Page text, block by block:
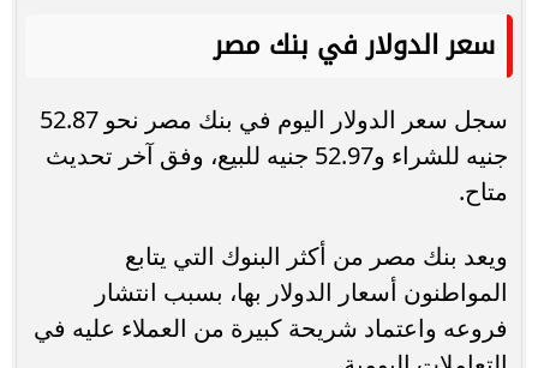
سعر الدولار في بنك مصر
سجل سعر الدولار اليوم في بنك مصر نحو 52.87
جنيه للشراء و52.97 جنيه للبيع، وفق آخر تحديث
متاح.
ويعد بنك مصر من أكثر البنوك التي يتابع
المواطنون أسعار الدولار بها، بسبب انتشار
فروعه واعتماد شريحة كبيرة من العملاء عليه في